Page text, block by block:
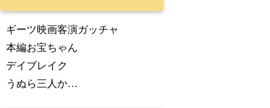
ギーツ映画客演ガッチャ
本編お宝ちゃん
デイブレイク
うぬら三人か…